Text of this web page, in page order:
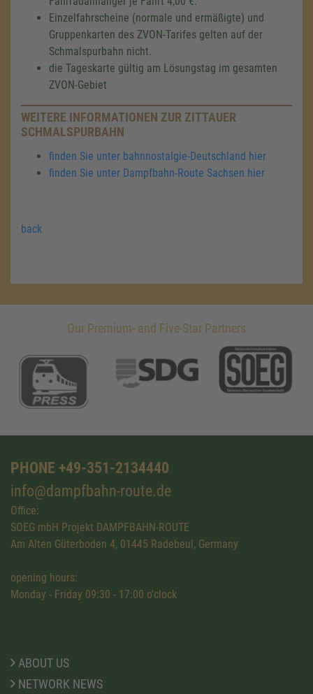
Einzelfahrscheine (normale und ermäßigte) und
Gruppenkarten des ZVON-Tarifes gelten auf der
Schmalspurbahn nicht.
die Tageskarte gültig am Lösungstag im gesamten
ZVON-Gebiet
WEITERE INFORMATIONEN ZUR ZITTAUER
SCHMALSPURBAHN
finden Sie unter bahnnostalgie-Deutschland hier
finden Sie unter Dampfbahn-Route Sachsen hier
back
Our Premium- and Five-Star Partners
PHONE +49-351-2134440
info@dampfbahn-route.de
Office:
SOEG mbH Projekt DAMPFBAHN-ROUTE
Am Alten Güterboden 4, 01445 Radebeul, Germany
opening hours:
Monday - Friday 09:30 - 17:00 o'clock
ABOUT US
NETWORK NEWS